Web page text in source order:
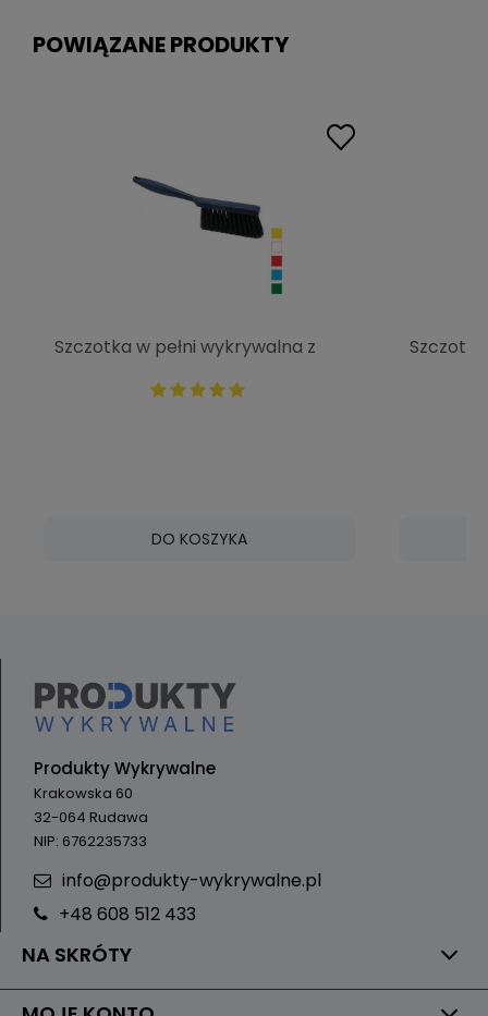
POWIĄZANE PRODUKTY
Szczotka w pełni wykrywalna z
DO KOSZYKA
NA SKRÓTY
Produkty Wykrywalne
Krakowska 60
32-064 Rudawa
NIP: 6762235733
info@produkty-wykrywalne.pl
+48 608 512 433